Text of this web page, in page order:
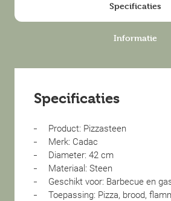
Specificaties
Informatie
Specificaties
Product: Pizzasteen
Merk: Cadac
Diameter: 42 cm
Materiaal: Steen
Geschikt voor: Barbecue en
Toepassing: Pizza, brood,